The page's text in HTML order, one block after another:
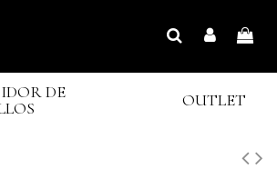
DE
OUTLET